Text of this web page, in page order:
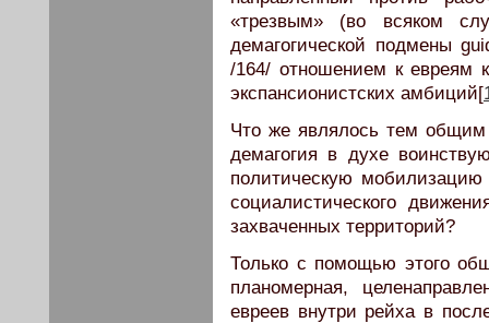
«трезвым» (во всяком
демагогической подмены
/164/ отношением к евреям
экспансионистских амбиций[
Что же являлось тем общим
демагогия в духе
политическую
социалистического
захваченных территорий?
Только с помощью этого
планомерная,
евреев внутри рейха в